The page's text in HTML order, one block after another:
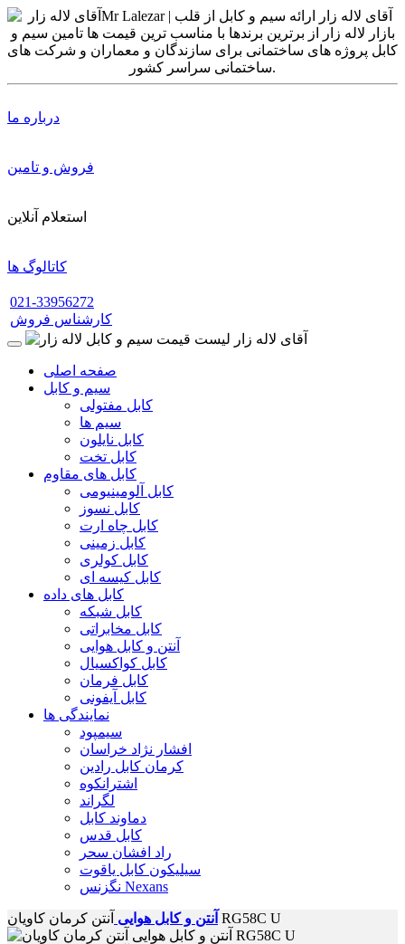
درباره ما
فروش و تامین
استعلام آنلاین
کاتالوگ ها
021-33956272
کارشناس فروش
صفحه اصلی
سیم و کابل
کابل مفتولی
سیم ها
کابل نایلون
کابل تخت
کابل های مقاوم
کابل آلومینیومی
کابل نسوز
کابل چاه ارت
کابل زمینی
کابل کولری
کابل کیسه ای
کابل های داده
کابل شبکه
کابل مخابراتی
آنتن و کابل هوایی
کابل کواکسیال
کابل فرمان
کابل آیفونی
نمایندگی ها
سیمپود
افشار نژاد خراسان
کرمان کابل رادین
اشترانکوه
لگراند
دماوند کابل
کابل قدس
راد افشان سحر
سیلیکون کابل یاقوت
نگزنس Nexans
آنتن و کابل هوایی آنتن کرمان کاویان RG58C U